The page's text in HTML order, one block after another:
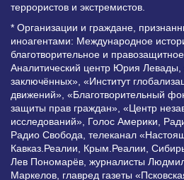
террористов и экстремистов.
* Организации и граждане,
иноагентами: Международное
благотворительное и
Аналитический центр Юрия
заключённых», «Институт
движений», «Благотворительный
защиты прав граждан», «Центр
исследований», Голос Америки,
Радио Свобода, телеканал
Кавказ.Реалии, Крым.Реалии,
Лев Пономарёв, журналисты
Маркелов, главред газеты